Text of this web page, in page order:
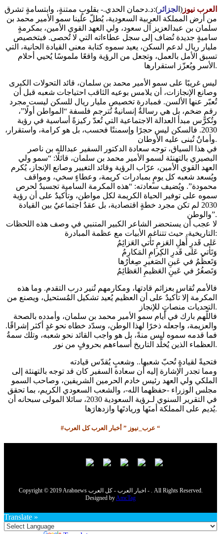
العرب نيوز (ا لجزائر ):د.دحمان الحدي.- بقلوبٍ ممتنةٍ، وابتسامةٍ تشرق
من أرض المملكة العربية السعودية، يُطلّ علينا سمو الأمير محمد بن
سلمان بن عبدالعزيز آل سعود، ولي العهد القوي الأمين، بمكرمةٍ
ساميةٍ جديدة تُضاف إلى سجل عطاءاته التي لا تُحصى. فبتخصيص
مليار ريال لدعم السكن، يعيد سموه كتابة معنى القيادة الحانية، التي
تسبق الأمل بالعمل، وتجعل من الرؤية واقعًا ملموسًا يُحيي أحلام
الأسر ويُعزّز استقرارها.
ليس غريبًا على سمو الأمير محمد بن سلمان، قائد التحولات الكبرى
وصانع الإنجازات، أن يلامس بوعيه الثاقب احتياجات شعبه قبل أن
تُعبّر عنها الألسن. فمبادرة تخصيص مليار ريال للسكن ليست مجرد
رقمٍ ضخم، بل هي رسالةٌ إنسانيةٌ تُترجم فلسفة “المواطن أولًا”،
وتُكرّس مبدأ العدالة الاجتماعية التي تُعدّ ركيزةً أساسية في رؤية
2030. فالسكن ليس حجرًا وإسمنتًا فحسب، بل هو كرامة، واستقرار،
وأمانٌ تُبنى عليه الأوطان.
في هذا السياق، توجه سعادة الدكتور السفير عبدالله بن ناصر
البصيري بالتهنئة لسمو الأمير محمد بن سلمان، قائلًا: “سمو ولي
العهد القوي الأمين، عرّاب الرؤية وقائد التغيير وصانع الإنجاز، يُكرم
ويُسعد شعبه كل يومٍ بمبادرات كريمة، وعطاءٍ سخي، ومواقف
محمودة”. ويُضيف سعادته: “هذه المكرمة السامية تجسيدٌ لحرص
سموه على توفير الحياة الكريمة لكل مواطن، وتأكيدٌ على أن رؤية
2030 لم تكن مجرد خطةٍ اقتصادية، بل عقدٌ اجتماعيٌ بين القيادة
والوطن”.
لا عجب أن يستحضر الشاعر الكبير المتنبي في وصف هذه اللحظات
التاريخية، حيث تتناغم الأبيات مع عظمة المبادرة:
عَلى قَدرِ أَهلِ العَزمِ تَأتي العَزائِمُ
وَتَأتي عَلى قَدرِ الكِرامِ المَكارِمُ
وَتَعظُمُ في عَينِ الصَغيرِ صِغارُها
وَتَصغُرُ في عَينِ العَظيمِ العَظائِمُ
فالأمم تُقاس بعزائم قادتها، ومكارمهم تُنير درب التقدم. وما هذه
المكرمة إلا تأكيدٌ على أن العظيم يُعيد تشكيل المُستحيل، ويصنع من
التحديات منصاتٍ للإنجاز.
فاللّهم بارك في أيام سمو الأمير محمد بن سلمان، وأمدده بالصحة
والعزيمة، واجعله ذخرًا لهذا الوطن، وسدّد خطاه نحو غدٍ أكثر إشراقًا.
فما قدمه سموه ليس منةً، بل هو واجب القائد نحو شعبه، وتلك سمةُ
العظماء الذين يُخلّد التاريخ أسماءهم بحروفٍ من نور.
فتحيةً لقيادةٍ تُحبّ شعبها.. وشعبٍ يُقدّس قيادته
‏ومما تجدر الإشارة إليه أن سعادة السفير كان قد توجه بالتهنئة إلى
مجلس الوزراء -حفظهما الله-، والشعب السعودي الكريم، بما تحقق
في التقرير السنوي لـرؤية السعودية 2030، سائلا المولى سبحانه أن
يُديم على المملكة أمنَها وريادتَها وازدهارَها.
#عرب_نيوز ” أخبار العرب كل العرب “
Copyright © 2019 Arabnews اخبار العرب - كل العرب - . All Rights Reserved.
Designed byAmcTag
Translate »